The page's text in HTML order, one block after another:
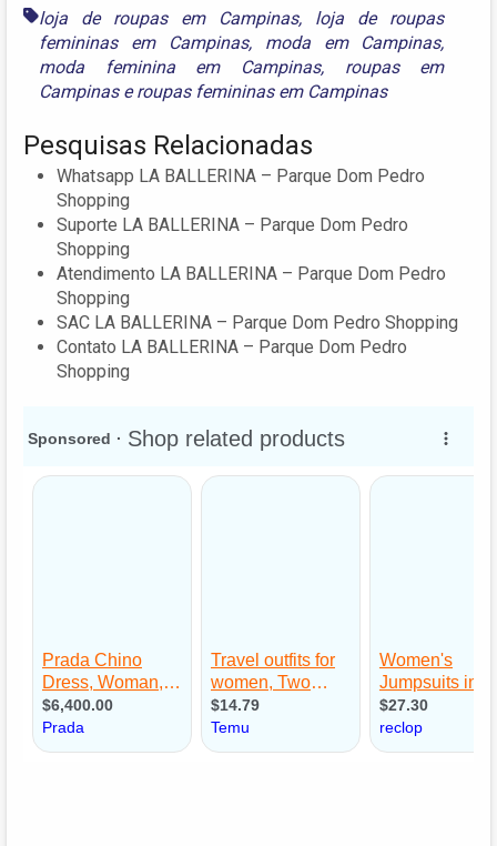
loja de roupas em Campinas, loja de roupas
femininas em Campinas, moda em Campinas,
moda feminina em Campinas, roupas em
Campinaseroupas femininas em Campinas
Pesquisas Relacionadas
Whatsapp LA BALLERINA – Parque Dom Pedro
Shopping
Suporte LA BALLERINA – Parque Dom Pedro
Shopping
Atendimento LA BALLERINA – Parque Dom Pedro
Shopping
SAC LA BALLERINA – Parque Dom Pedro Shopping
Contato LA BALLERINA – Parque Dom Pedro
Shopping